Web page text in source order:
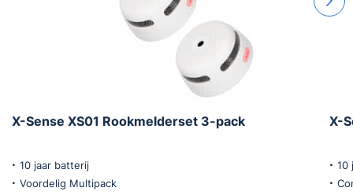
X-Sense XS01 Rookmelderset 3-pack
10 jaar batterij
Voordelig Multipack
X-
10